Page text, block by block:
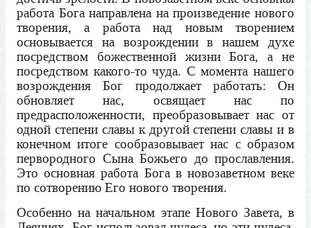
работа Бога направлена на произведение нового
творения, а работа над новым творением
основывается на возрождении в нашем духе
посредством божественной жизни Бога, а не
посредством какого-то чуда. С момента нашего
возрождения Бог продолжает работать: Он
обновляет нас, освящает нас по
предрасположенности, преобразовывает нас от
одной степени славы к другой степени славы и в
конечном итоге сообразовывает нас с образом
первородного Сына Божьего до прославления.
Это основная работа Бога в новозаветном веке
по сотворению Его нового творения.
Особенно на начальном этапе Нового Завета, в